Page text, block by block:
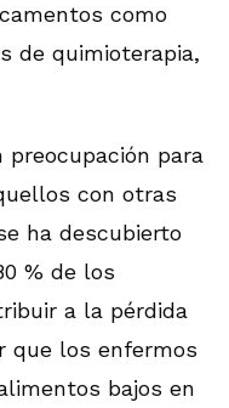
como
de quimioterapia,
para
con otras
ha descubierto
% de los
a la pérdida
que los enfermos
bajos en